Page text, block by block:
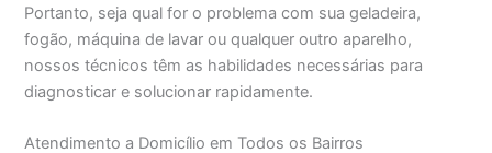
Portanto, seja qual for o problema com sua geladeira,
fogão, máquina de lavar ou qualquer outro aparelho,
nossos técnicos têm as habilidades necessárias para
diagnosticar e solucionar rapidamente.
Atendimento a Domicílio em Todos os Bairros